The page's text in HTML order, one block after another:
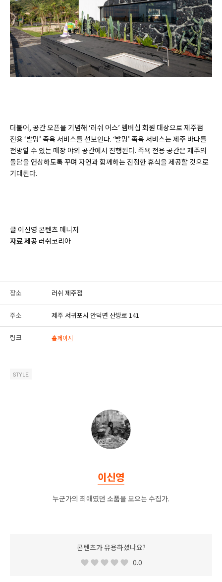
더불어, 공간 오픈을 기념해 ‘러쉬 어스’ 멤버십 회원 대상으로 제주점
전용 ‘발멍’ 족욕 서비스를 선보인다. ‘발멍’ 족욕 서비스는 제주 바다를
전망할 수 있는 매장 야외 공간에서 진행된다. 족욕 전용 공간은 제주의
돌담을 연상하도록 꾸며 자연과 함께하는 진정한 휴식을 제공할 것으로
기대된다.
글 이신영 콘텐츠 매니저
자료 제공 러쉬코리아
장소 러쉬 제주점
주소 제주 서귀포시 안덕면 산방로 141
링크 홈페이지
STYLE
이신영
누군가의 최애였던 소품을 모으는 수집가.
콘텐츠가 유용하셨나요?
0.0